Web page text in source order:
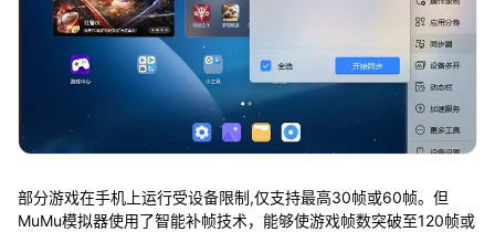
部分游戏在手机上运行受设备限制,仅支持最高30帧或60帧。但
MuMu模拟器使用了智能补帧技术，能够使游戏帧数突破至120帧或